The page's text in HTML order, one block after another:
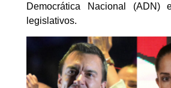
Democrática Nacional (ADN)
legislativos.